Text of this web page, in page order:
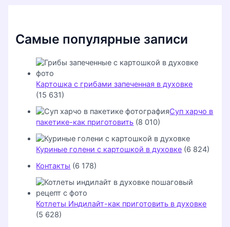
Самые популярные записи
Картошка с грибами запеченная в духовке
(15 631)
Суп харчо в
пакетике-как приготовить (8 010)
Куриные голени с картошкой в духовке (6 824)
Контакты (6 178)
Котлеты Индилайт-как приготовить в духовке
(5 628)